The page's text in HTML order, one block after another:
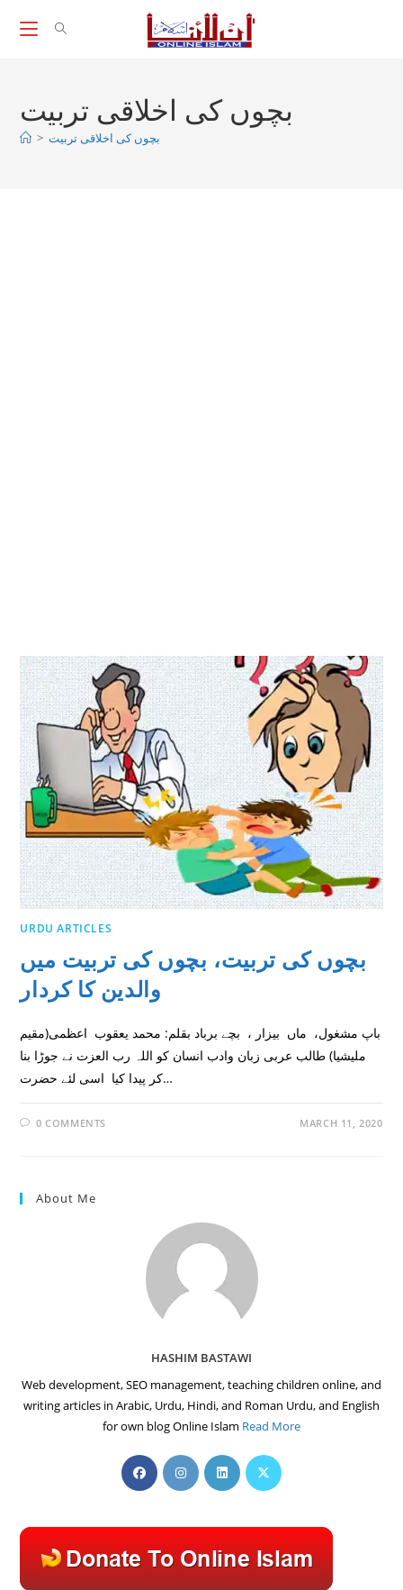
بچوں کی اخلاقی تربیت
> بچوں کی اخلاقی تربیت
URDU ARTICLES
بچوں کی تربیت، بچوں کی تربیت میں
والدین کا کردار
باپ مشغول، ماں بیزار ، بچے برباد بقلم: محمد یعقوب اعظمی(مقیم
ملیشیا) طالب عربی زبان وادب انسان کو اللہ رب العزت نے جوڑا بنا
کر پیدا کیا اسی لئے حضرت…
0 COMMENTS MARCH 11, 2020
About Me
HASHIM BASTAWI
Web development, SEO management, teaching children online, and
writing articles in Arabic, Urdu, Hindi, and Roman Urdu, and English
for own blog Online Islam Read More
Opens
in
tab
Opens
in
tab
Opens
in
tab
Opens
tab